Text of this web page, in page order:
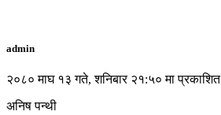
admin
२०८० माघ १३ गते, शनिबार २१:५० मा प्रकाशित
अनिष पन्थी